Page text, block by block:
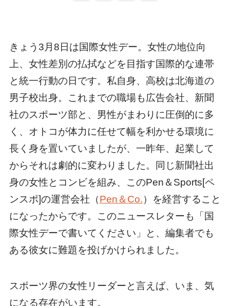
きょう3月8日は国際女性デー。女性の地位向
上、女性差別の払拭などを目指す国際的な連帯
と統一行動の日です。私自身、高校は北海道の
男子校出身。これまでの職場も広告会社、新聞
社のスポーツ部と、男性がまわりに圧倒的に多
く、オトコが体力に任せて幅を利かせる環境に
長く身を置いていましたが、一昨年、起業して
からそれは劇的に変わりました。同じ新聞社出
身の女性とコンビを組み、このPen＆Sports[ペ
ンスポ]の運営会社（Pen＆Co.）を経営すること
になったからです。このニュースレターも「国
際女性デーで書いてください」と、編集者でも
ある彼女に難題を投げかけられました。
スポーツ界の女性リーダーと言えば、いま、気
になる存在がいます。